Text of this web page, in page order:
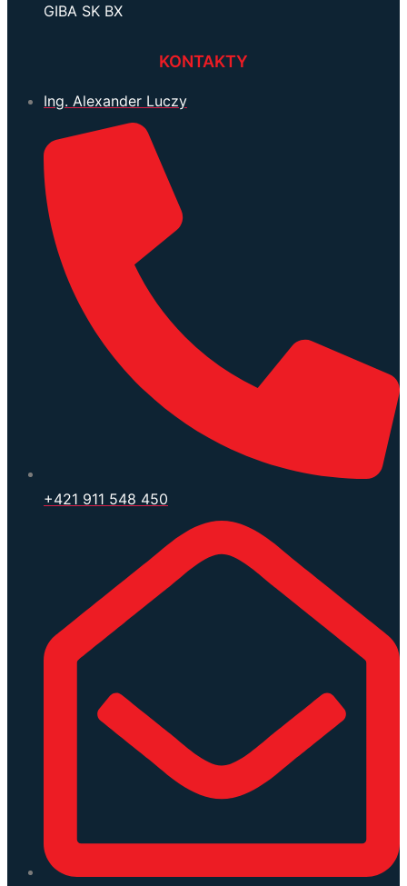
GIBA SK BX
KONTAKTY
Ing. Alexander Luczy
+421 911 548 450